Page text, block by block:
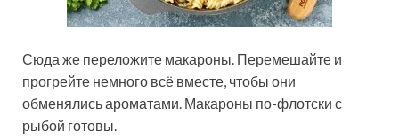
Сюда же переложите макароны. Перемешайте и
прогрейте немного всё вместе, чтобы они
обменялись ароматами. Макароны по-флотски с
рыбой готовы.